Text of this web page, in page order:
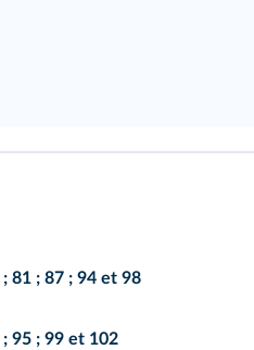
; 81 ; 87 ; 94 et 98
; 95 ; 99 et 102